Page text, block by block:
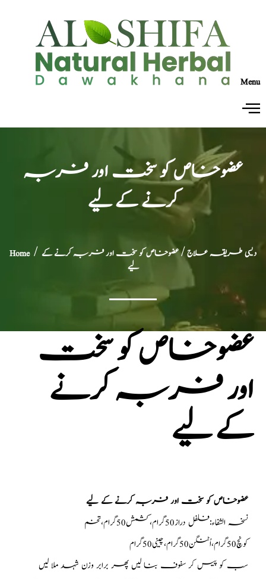
Menu
عضوخاص کو سخت اور فربہ
کرنے کے لیے
Home/ دیسی طریقہ علاج/ عضوخاص کو سخت اور فربہ کرنے کے
لیے
عضوخاص کو سخت
اور فربہ کرنے
کے لیے
عضوخاص کو سخت اور فربہ کرنے کے لیے
نسخہ الشفاء:فلفل دراز50گرام،کشمش50گرام،تخم
کونچ50گرام،اُٹنگن50گرام،چینی50گرام
سب کو پیس کر سفوف بنا لیں پھر برابر وزن شہد ملا لیں